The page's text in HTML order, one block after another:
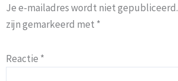
Je e-mailadres wordt niet gepubliceerd.
zijn gemarkeerd met *
Reactie *